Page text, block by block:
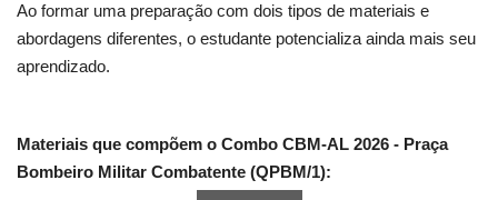
Ao formar uma preparação com dois tipos de materiais e
abordagens diferentes, o estudante potencializa ainda mais seu
aprendizado.
Materiais que compõem o Combo CBM-AL 2026 - Praça
Bombeiro Militar Combatente (QPBM/1):